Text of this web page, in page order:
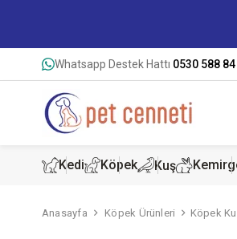
Whatsapp Destek Hattı 0530 588
Kedi Köpek Kuş
Anasayfa Köpek Ürünleri Köpek